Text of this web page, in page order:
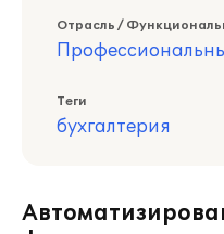
Отрасль /
Теги
бухгалтерия